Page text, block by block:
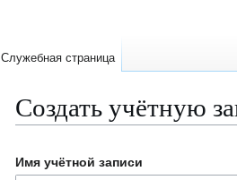
Создать учётную
ккИмя учётной записи
Служебная страница